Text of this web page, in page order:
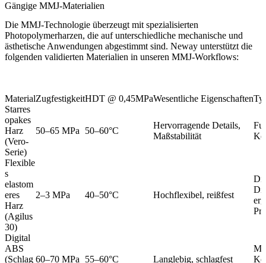
Gängige MMJ-Materialien
Die MMJ-Technologie überzeugt mit spezialisierten
Photopolymerharzen, die auf unterschiedliche mechanische und
ästhetische Anwendungen abgestimmt sind. Neway unterstützt die
folgenden validierten Materialien in unseren MMJ-Workflows:
MaterialZugfestigkeitHDT @ 0,45MPaWesentliche Eigenschaften
Starres
opakes
Harz
(Vero-
Serie)
50–65 MPa 50–60°C
Hervorragende Details,
Maßstabilität
Flexible
s
elastom
eres
Harz
(Agilus
30)
2–3 MPa 40–50°C Hochflexibel, reißfest
Digital
ABS
(Schlag 60–70 MPa 55–60°C Langlebig, schlagfest